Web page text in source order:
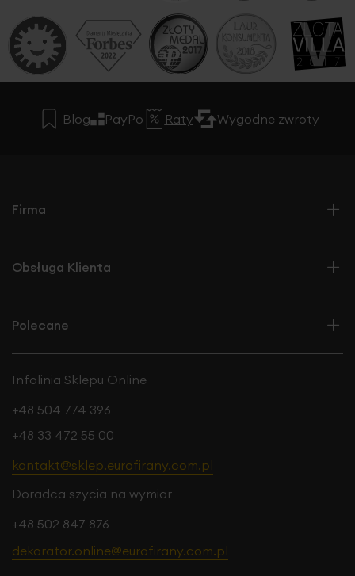
Blog PayPo Raty Wygodne zwroty
Firma
Obsługa Klienta
Polecane
Infolinia Sklepu Online
+48 504 774 396
+48 33 472 55 00
kontakt@sklep.eurofirany.com.pl
Doradca szycia na wymiar
+48 502 847 876
dekorator.online@eurofirany.com.pl